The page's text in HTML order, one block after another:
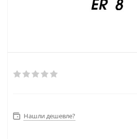
Нашли дешевле?